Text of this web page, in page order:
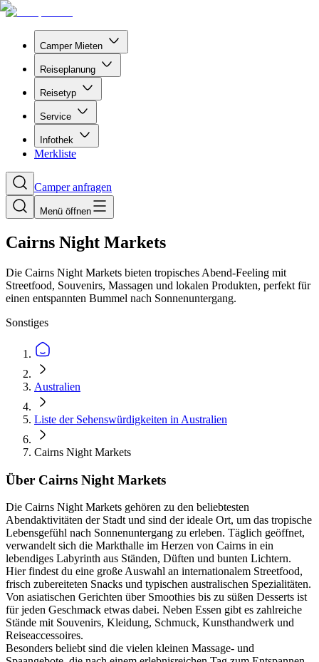
Camper Mieten
Reiseplanung
Reisetyp
Service
Infothek
Merkliste
Camper anfragen
Menü öffnen
Cairns Night Markets
Die Cairns Night Markets bieten tropisches Abend-Feeling mit
Streetfood, Souvenirs, Massagen und lokalen Produkten, perfekt für
einen entspannten Bummel nach Sonnenuntergang.
Sonstiges
Australien
Liste der Sehenswürdigkeiten in Australien
Cairns Night Markets
Über Cairns Night Markets
Die Cairns Night Markets gehören zu den beliebtesten
Abendaktivitäten der Stadt und sind der ideale Ort, um das tropische
Lebensgefühl nach Sonnenuntergang zu erleben. Täglich geöffnet,
verwandelt sich die Markthalle im Herzen von Cairns in ein
lebendiges Labyrinth aus Ständen, Düften und bunten Lichtern.
Hier findest du eine große Auswahl an internationalem Streetfood,
frisch zubereiteten Snacks und typischen australischen Spezialitäten.
Von asiatischen Gerichten über Smoothies bis zu süßen Desserts ist
für jeden Geschmack etwas dabei. Neben Essen gibt es zahlreiche
Stände mit Souvenirs, Kleidung, Schmuck, Kunsthandwerk und
Reiseaccessoires.
Besonders beliebt sind die vielen kleinen Massage- und